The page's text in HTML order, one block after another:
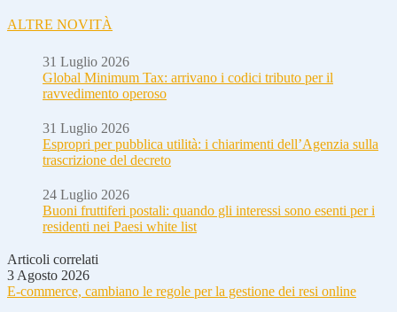
ALTRE NOVITÀ
31 Luglio 2026
Global Minimum Tax: arrivano i codici tributo per il
ravvedimento operoso
31 Luglio 2026
Espropri per pubblica utilità: i chiarimenti dell’Agenzia sulla
trascrizione del decreto
24 Luglio 2026
Buoni fruttiferi postali: quando gli interessi sono esenti per i
residenti nei Paesi white list
Articoli correlati
3 Agosto 2026
E-commerce, cambiano le regole per la gestione dei resi online